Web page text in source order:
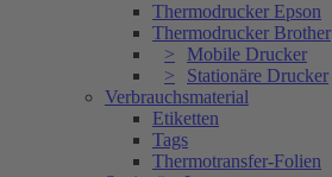
Thermodrucker Epson
Thermodrucker Brother
Mobile Drucker
Stationäre Drucker
Verbrauchsmaterial
Etiketten
Tags
Thermotransfer-Folien